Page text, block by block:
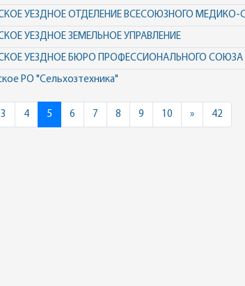
УЕЗДНОЕ ОТДЕЛЕНИЕ ВСЕСОЮЗНОГО МЕДИКО-
УЕЗДНОЕ ЗЕМЕЛЬНОЕ УПРАВЛЕНИЕ
УЕЗДНОЕ БЮРО ПРОФЕССИОНАЛЬНОГО СОЮЗА
РО "Сельхозтехника"
3 4 5 6 7 8 9 10 »Next42